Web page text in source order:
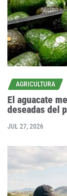
AGRICULTURA
El aguacate
deseadas del
JUL 27, 2026